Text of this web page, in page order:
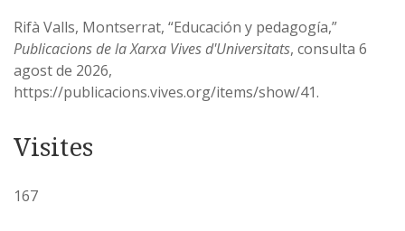
Rifà Valls, Montserrat, “Educación y pedagogía,”
Publicacions de la Xarxa Vives d'Universitats, consulta 6
agost de 2026,
https://publicacions.vives.org/items/show/41.
167